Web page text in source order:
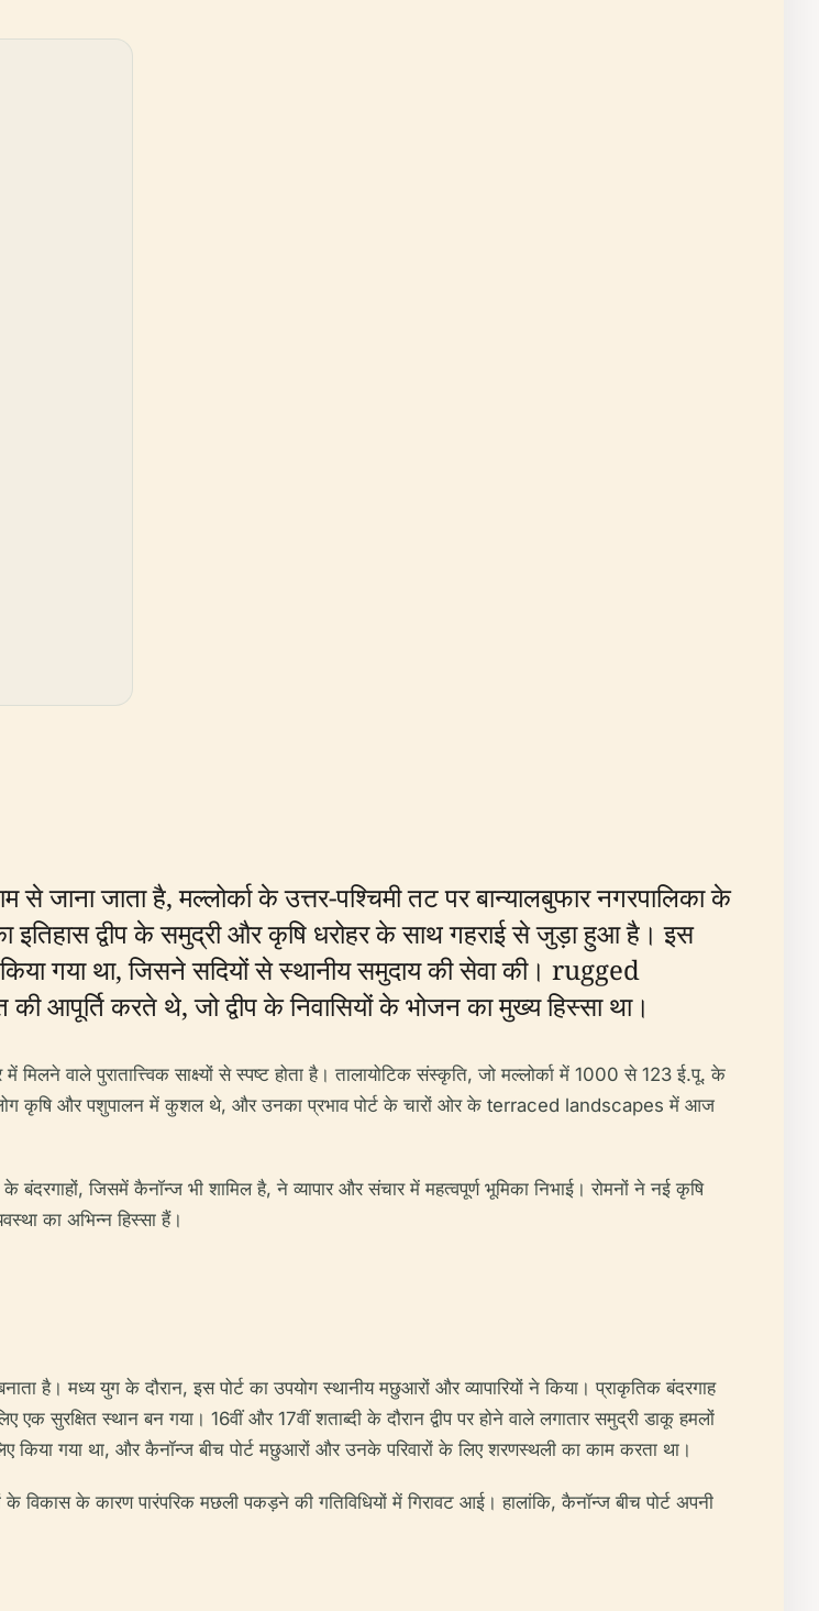
जाना जाता है, मल्लोर्का के उत्तर-पश्चिमी तट पर बान्यालबुफार नगरपालिका के
द्वीप के समुद्री और कृषि धरोहर के साथ गहराई से जुड़ा हुआ है। इस
गया था, जिसने सदियों से स्थानीय समुदाय की सेवा की। rugged
करते थे, जो द्वीप के निवासियों के भोजन का मुख्य हिस्सा था।
वाले पुरातात्त्विक साक्ष्यों से स्पष्ट होता है। तालायोटिक संस्कृति, जो मल्लोर्का में 1000 से 123 ई.पू. के
कृषि और पशुपालन में कुशल थे, और उनका प्रभाव पोर्ट के चारों ओर के terraced landscapes में आज
बंदरगाहों, जिसमें कैनॉन्ज भी शामिल है, ने व्यापार और संचार में महत्वपूर्ण भूमिका निभाई। रोमनों ने नई कृषि
का अभिन्न हिस्सा हैं।
है। मध्य युग के दौरान, इस पोर्ट का उपयोग स्थानीय मछुआरों और व्यापारियों ने किया। प्राकृतिक बंदरगाह
स्थान बन गया। 16वीं और 17वीं शताब्दी के दौरान द्वीप पर होने वाले लगातार समुद्री डाकू हमलों
लिए किया गया था, और कैनॉन्ज बीच पोर्ट मछुआरों और उनके परिवारों के लिए शरणस्थली का काम करता था।
विकास के कारण पारंपरिक मछली पकड़ने की गतिविधियों में गिरावट आई। हालांकि, कैनॉन्ज बीच पोर्ट अपनी